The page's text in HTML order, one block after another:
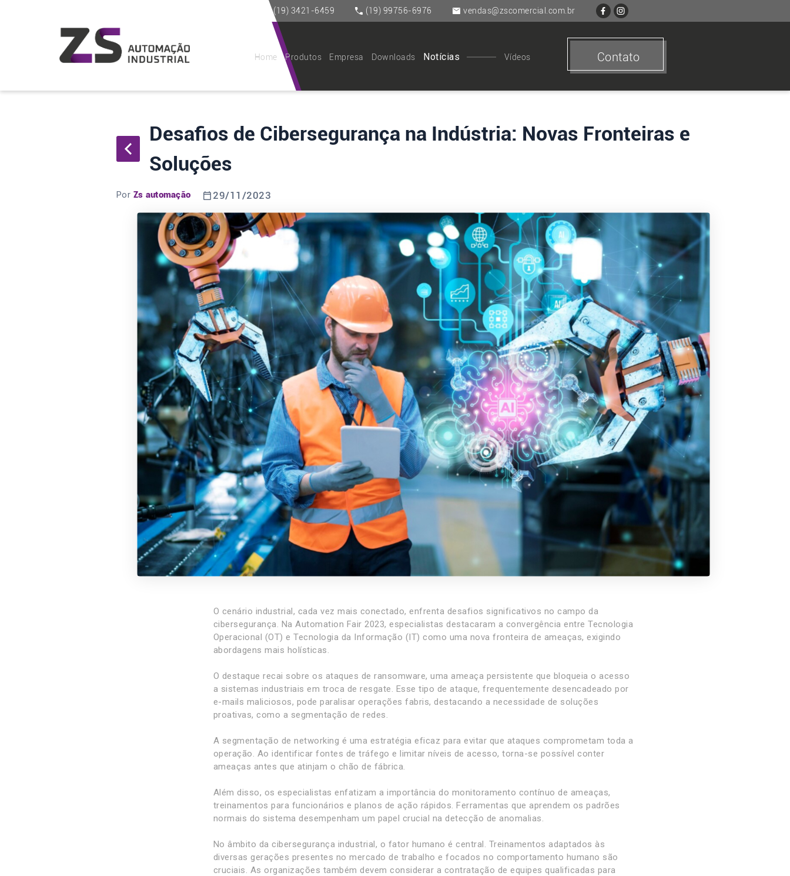
(19) 3421-6459 (19) 99756-6976 vendas@zscomercial.com.br
Home Produtos Empresa Downloads Notícias Vídeos Contato
Desafios de Cibersegurança na Indústria: Novas Fronteiras e
Soluções
Por Zs automação 29/11/2023
O cenário industrial, cada vez mais conectado, enfrenta desafios significativos no campo da
cibersegurança. Na Automation Fair 2023, especialistas destacaram a convergência entre Tecnologia
Operacional (OT) e Tecnologia da Informação (IT) como uma nova fronteira de ameaças, exigindo
abordagens mais holísticas.
O destaque recai sobre os ataques de ransomware, uma ameaça persistente que bloqueia o acesso
a sistemas industriais em troca de resgate. Esse tipo de ataque, frequentemente desencadeado por
e-mails maliciosos, pode paralisar operações fabris, destacando a necessidade de soluções
proativas, como a segmentação de redes.
A segmentação de networking é uma estratégia eficaz para evitar que ataques comprometam toda a
operação. Ao identificar fontes de tráfego e limitar níveis de acesso, torna-se possível conter
ameaças antes que atinjam o chão de fábrica.
Além disso, os especialistas enfatizam a importância do monitoramento contínuo de ameaças,
treinamentos para funcionários e planos de ação rápidos. Ferramentas que aprendem os padrões
normais do sistema desempenham um papel crucial na detecção de anomalias.
No âmbito da cibersegurança industrial, o fator humano é central. Treinamentos adaptados às
diversas gerações presentes no mercado de trabalho e focados no comportamento humano são
cruciais. As organizações também devem considerar a contratação de equipes qualificadas para